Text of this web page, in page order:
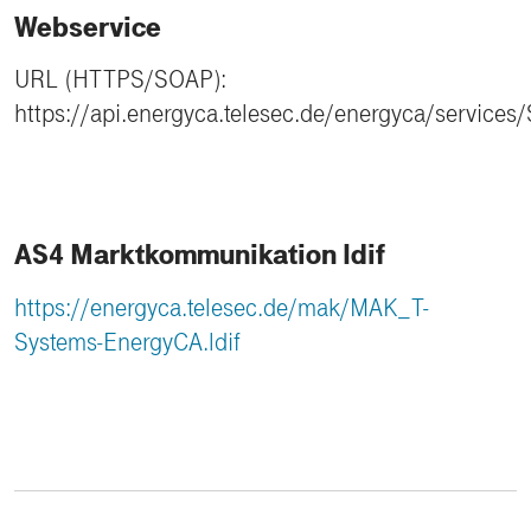
Webservice
URL (HTTPS/SOAP):
https://api.energyca.telesec.de/energyca/
AS4 Marktkommunikation ldif
https://energyca.telesec.de/mak/MAK_T-
Systems-EnergyCA.ldif